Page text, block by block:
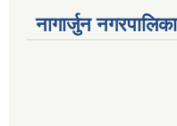
नागार्जुन